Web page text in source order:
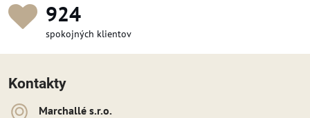
1 050
spokojných klientov
Kontakty
Marchallé s​​.r​​.o​​.